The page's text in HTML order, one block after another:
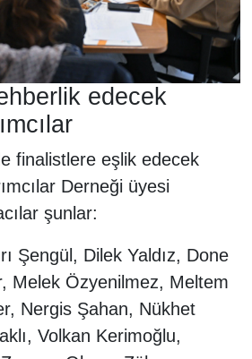
edecek
finalistlere eşlik edecek
Derneği üyesi
şunlar:
Şengül, Dilek Yaldız, Done
Melek Özyenilmez, Meltem
Nergis Şahan, Nükhet
Volkan Kerimoğlu,